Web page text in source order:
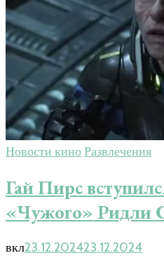
Новости киноРазвлечения
Гай Пирс
«Чужого» Ридли
вкл23.12.202423.12.2024